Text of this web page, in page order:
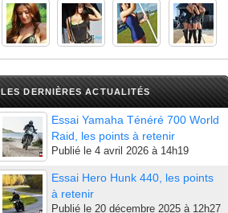
LES DERNIÈRES ACTUALITÉS
Essai Yamaha Ténéré 700 World
Raid, les points à retenir
Publié le 4 avril 2026 à 14h19
Essai Hero Hunk 440, les points
à retenir
Publié le 20 décembre 2025 à 12h27